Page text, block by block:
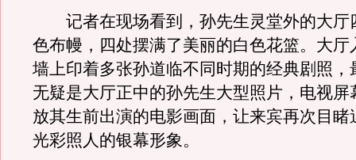
记者在现场看到，孙先生灵堂外的大厅
色布幔，四处摆满了美丽的白色花篮。大厅
墙上印着多张孙道临不同时期的经典剧照，
无疑是大厅正中的孙先生大型照片，电视屏
放其生前出演的电影画面，让来宾再次目睹
光彩照人的银幕形象。